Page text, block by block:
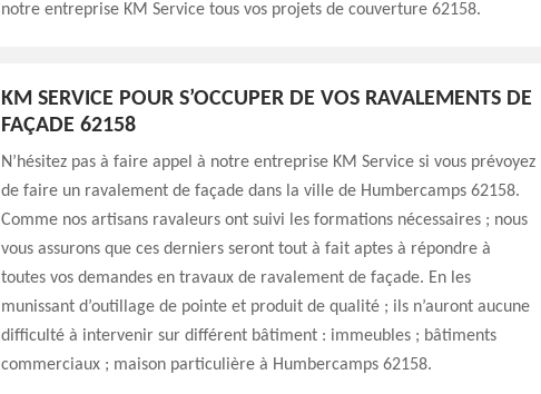
notre entreprise KM Service tous vos projets de couverture 62158.
KM SERVICE POUR S’OCCUPER DE VOS RAVALEMENTS DE
FAÇADE 62158
N’hésitez pas à faire appel à notre entreprise KM Service si vous prévoyez
de faire un ravalement de façade dans la ville de Humbercamps 62158.
Comme nos artisans ravaleurs ont suivi les formations nécessaires ; nous
vous assurons que ces derniers seront tout à fait aptes à répondre à
toutes vos demandes en travaux de ravalement de façade. En les
munissant d’outillage de pointe et produit de qualité ; ils n’auront aucune
difficulté à intervenir sur différent bâtiment : immeubles ; bâtiments
commerciaux ; maison particulière à Humbercamps 62158.